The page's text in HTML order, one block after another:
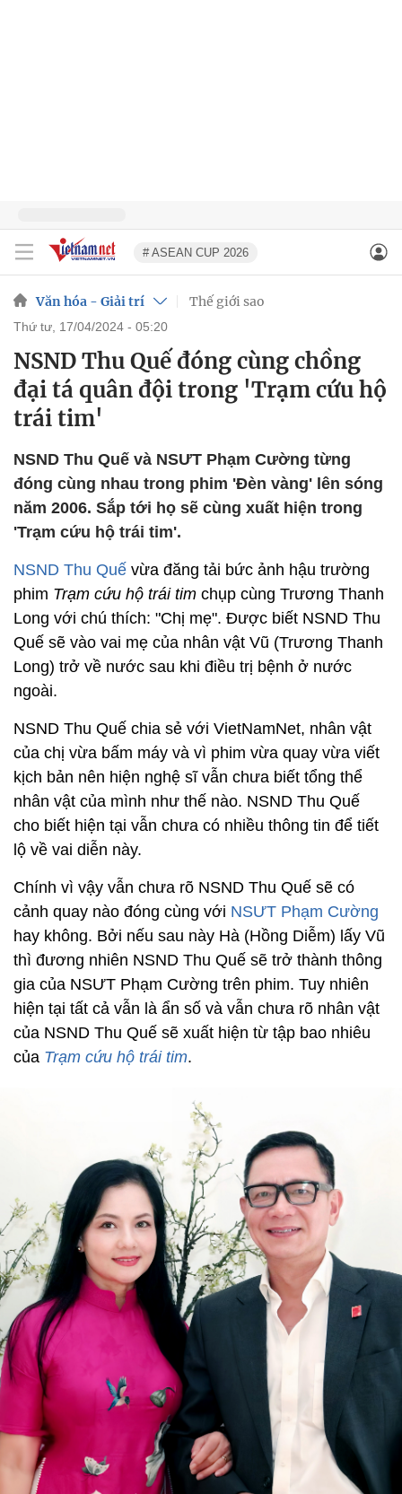
# ASEAN CUP 2026
Văn hóa - Giải trí Thế giới sao
thứ tư, 17/04/2024 - 05:20
NSND Thu Quế đóng cùng chồng
đại tá quân đội trong 'Trạm cứu hộ
trái tim'
NSND Thu Quế và NSƯT Phạm Cường từng
đóng cùng nhau trong phim 'Đèn vàng' lên sóng
năm 2006. Sắp tới họ sẽ cùng xuất hiện trong
'Trạm cứu hộ trái tim'.
NSND Thu Quế vừa đăng tải bức ảnh hậu trường
phim Trạm cứu hộ trái tim chụp cùng Trương Thanh
Long với chú thích: "Chị mẹ". Được biết NSND Thu
Quế sẽ vào vai mẹ của nhân vật Vũ (Trương Thanh
Long) trở về nước sau khi điều trị bệnh ở nước
ngoài.
NSND Thu Quế chia sẻ với VietNamNet, nhân vật
của chị vừa bấm máy và vì phim vừa quay vừa viết
kịch bản nên hiện nghệ sĩ vẫn chưa biết tổng thể
nhân vật của mình như thế nào. NSND Thu Quế
cho biết hiện tại vẫn chưa có nhiều thông tin để tiết
lộ về vai diễn này.
Chính vì vậy vẫn chưa rõ NSND Thu Quế sẽ có
cảnh quay nào đóng cùng với NSƯT Phạm Cường
hay không. Bởi nếu sau này Hà (Hồng Diễm) lấy Vũ
thì đương nhiên NSND Thu Quế sẽ trở thành thông
gia của NSƯT Phạm Cường trên phim. Tuy nhiên
hiện tại tất cả vẫn là ẩn số và vẫn chưa rõ nhân vật
của NSND Thu Quế sẽ xuất hiện từ tập bao nhiêu
của Trạm cứu hộ trái tim.